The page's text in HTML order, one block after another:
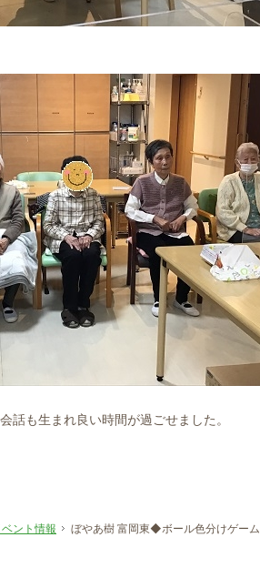
話も生まれ良い時間が過ごせました。
ント情報 ぼやあ樹 富岡東◆ボール色分けゲーム